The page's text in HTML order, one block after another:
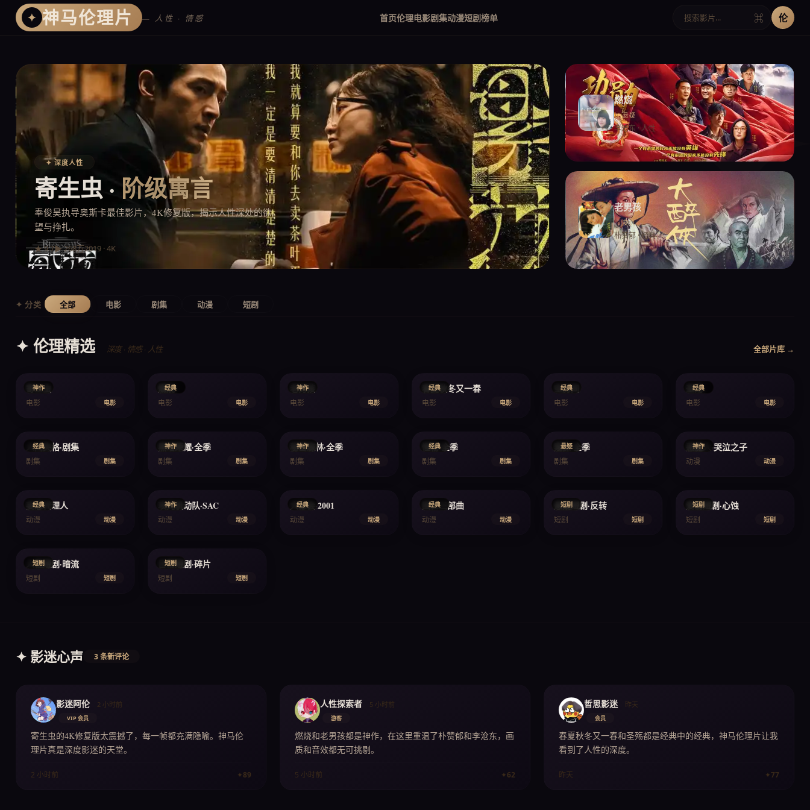
✦ 神马伦理片 — 人性 · 情感 首页伦理电影剧集动漫短剧榜单 ⌘ 伦
✦ 深度人性
寄生虫 · 阶级寓言
奉俊昊执导奥斯卡最佳影片，4K修复版，揭示人性深处的欲
望与挣扎。
★ 9.7▶ 268万2019 · 4K
燃烧
悬疑
李沧东 · 人性
老男孩
复仇
朴赞郁 · 经典
✦ 分类 全部 电影 剧集 动漫 短剧
✦ 伦理精选 深度 · 情感 · 人性 全部片库 →
神作
寄生虫
电影 电影
经典
燃烧
电影 电影
神作
老男孩
电影 电影
经典
春夏秋冬又一春
电影 电影
经典
空房间
电影 电影
经典
圣殇
电影 电影
经典
人间失格·剧集
剧集 剧集
神作
黑暗荣耀·全季
剧集 剧集
神作
秘密森林·全季
剧集 剧集
经典
怪物·全季
剧集 剧集
悬疑
窥探·全季
剧集 剧集
神作
恶魔人·哭泣之子
动漫 动漫
经典
妄想代理人
动漫 动漫
神作
攻壳机动队·SAC
动漫 动漫
经典
大都会·2001
动漫 动漫
经典
回忆三部曲
动漫 动漫
短剧
悬疑短剧·反转
短剧 短剧
短剧
爱情短剧·心蚀
短剧 短剧
短剧
人性短剧·暗流
短剧 短剧
短剧
日常短剧·碎片
短剧 短剧
✦ 影迷心声 3 条新评论
影迷阿伦 2 小时前
VIP 会员
寄生虫的4K修复版太震撼了，每一帧都充满隐喻。神马伦
理片真是深度影迷的天堂。
2 小时前 ✦89
人性探索者 5 小时前
游客
燃烧和老男孩都是神作，在这里重温了朴赞郁和李沧东，画
质和音效都无可挑剔。
5 小时前 ✦62
哲思影迷 昨天
会员
春夏秋冬又一春和圣殇都是经典中的经典，神马伦理片让我
看到了人性的深度。
昨天 ✦77